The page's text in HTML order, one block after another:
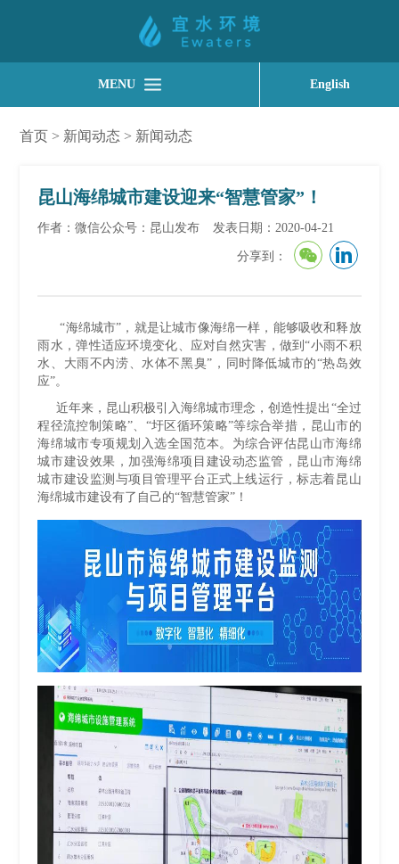
MENU English
首页 > 新闻动态 > 新闻动态
昆山海绵城市建设迎来“智慧管家”！
作者：微信公众号：昆山发布 发表日期：2020-04-21
分享到：
“海绵城市”，就是让城市像海绵一样，能够吸收和释放
雨水，弹性适应环境变化、应对自然灾害，做到“小雨不积
水、大雨不内涝、水体不黑臭”，同时降低城市的“热岛效
应”。
近年来，昆山积极引入海绵城市理念，创造性提出“全过
程径流控制策略”、“圩区循环策略”等综合举措，昆山市的
海绵城市专项规划入选全国范本。为综合评估昆山市海绵
城市建设效果，加强海绵项目建设动态监管，昆山市海绵
城市建设监测与项目管理平台正式上线运行，标志着昆山
海绵城市建设有了自己的“智慧管家”！